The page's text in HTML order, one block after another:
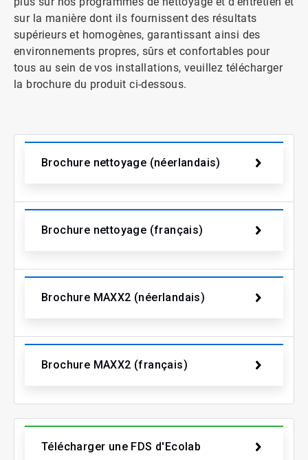
sur la manière dont ils fournissent des résultats
supérieurs et homogènes, garantissant ainsi des
environnements propres, sûrs et confortables pour
tous au sein de vos installations, veuillez télécharger
la brochure du produit ci-dessous.
Brochure nettoyage (néerlandais)
Brochure nettoyage (français)
Brochure MAXX2 (néerlandais)
Brochure MAXX2 (français)
Télécharger une FDS d'Ecolab